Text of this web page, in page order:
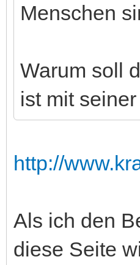
Menschen
Warum soll
ist mit
http://
Als ich den
diese Seite